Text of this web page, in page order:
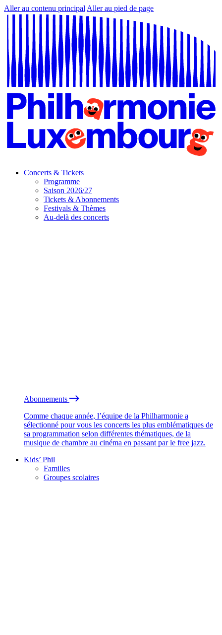
Aller au contenu principal Aller au pied de page
Concerts & Tickets
Programme
Saison 2026/27
Tickets & Abonnements
Festivals & Thèmes
Au-delà des concerts
Abonnements
Comme chaque année, l’équipe de la Philharmonie a
sélectionné pour vous les concerts les plus emblématiques de
sa programmation selon différentes thématiques, de la
musique de chambre au cinéma en passant par le free jazz.
Kids’ Phil
Familles
Groupes scolaires